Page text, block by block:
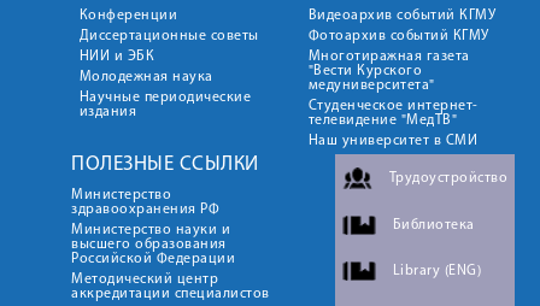
Конференции
Диссертационные советы
НИИ и ЭБК
Молодежная наука
Научные периодические
издания
Видеоархив событий КГМУ
Фотоархив событий КГМУ
Многотиражная газета
"Вести Курского
медуниверситета"
Студенческое интернет-
телевидение "МедТВ"
Наш университет в СМИ
ПОЛЕЗНЫЕ ССЫЛКИ
Министерство
здравоохранения РФ
Министерство науки и
высшего образования
Российской Федерации
Методический центр
аккредитации специалистов
Трудоустройство
Библиотека
Library (ENG)